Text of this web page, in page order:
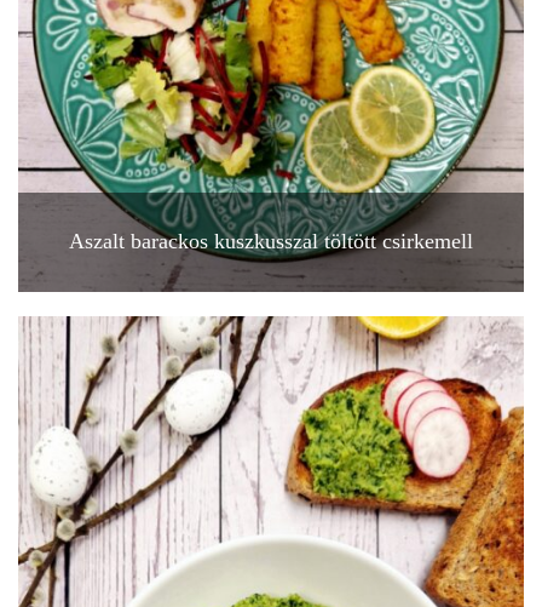
Aszalt barackos kuszkusszal töltött csirkemell